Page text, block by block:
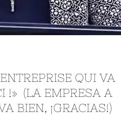
QUI VA
!»  (LA EMPRESA A
BIEN, ¡GRACIAS!)